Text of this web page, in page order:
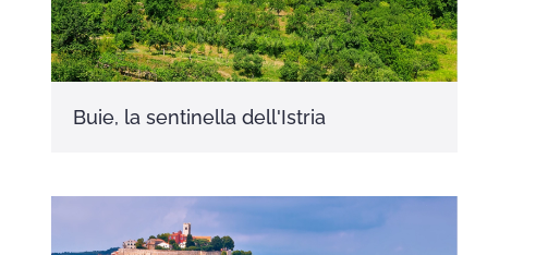
Buie, la sentinella dell'Istria